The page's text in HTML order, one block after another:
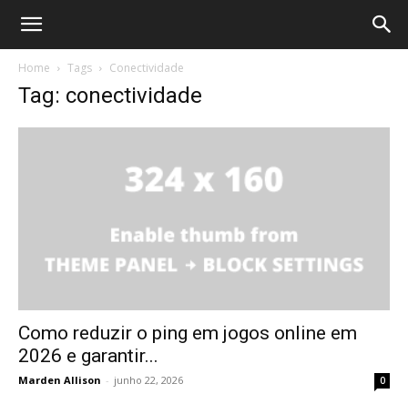
Home Tags Conectividade
Tag: conectividade
Como reduzir o ping em jogos online em
2026 e garantir...
Marden Allison - junho 22, 2026 0